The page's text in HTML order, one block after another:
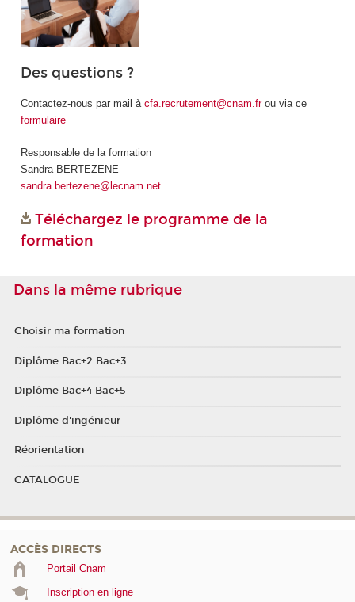
Des questions ?
Contactez-nous par mail à cfa.recrutement@cnam.frou via ce
formulaire
Responsable de la formation
Sandra BERTEZENE
sandra.bertezene@lecnam.net
Téléchargez le programme de la
formation
Dans la même rubrique
Choisir ma formation
Diplôme Bac+2 Bac+3
Diplôme Bac+4 Bac+5
Diplôme d'ingénieur
Réorientation
CATALOGUE
ACCÈS DIRECTS
Portail Cnam
Inscription en ligne